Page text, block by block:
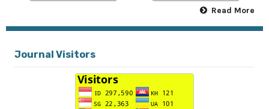
Read More
Journal Visitors